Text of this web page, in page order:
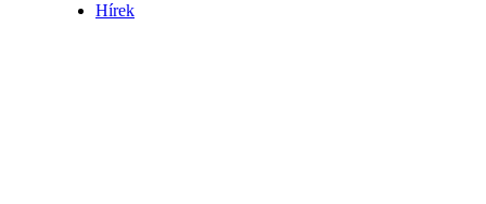
Hírek